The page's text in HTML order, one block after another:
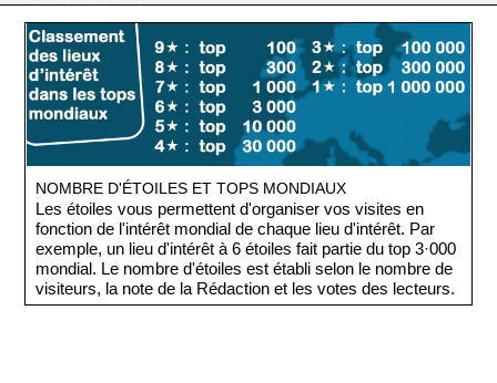
NOMBRE D'ÉTOILES ET TOPS MONDIAUX
Les étoiles vous permettent d'organiser vos visites en
fonction de l'intérêt mondial de chaque lieu d'intérêt. Par
exemple, un lieu d'intérêt à 6 étoiles fait partie du top 3·000
mondial. Le nombre d'étoiles est établi selon le nombre de
visiteurs, la note de la Rédaction et les votes des lecteurs.